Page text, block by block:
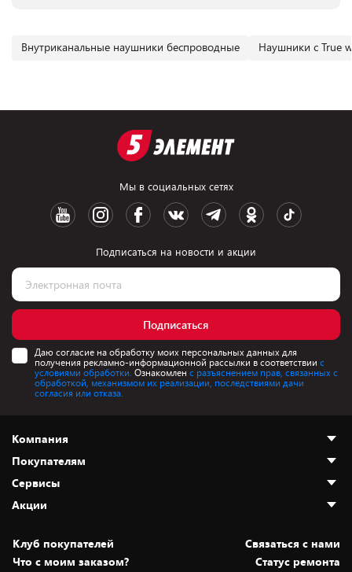
Внутриканальные наушники беспроводные Наушники с True
Мы в социальных сетях
Подписаться на новости и акции
Подписаться
Даю согласие на обработку моих персональных данных для
получения рекламно-информационной рассылки в соответствии с
условиями обработки. Ознакомлен с разъяснением прав, связанных с
обработкой, механизмом их реализации, последствиями дачи
согласия или отказа.
Компания
О нас
Адреса магазинов
Новости
Статьи и обзоры
Вакансии
Покупателям
Как сделать заказ
Оплата и доставка
Безналичный расчёт
Обмен и возврат товара
Сервисы
Установка техники
Для игровых консолей
Акции
Скидки и промокоды
Белорусские товары
Клуб покупателей
Cвязаться с нами
Что с моим заказом?
Статус ремонта